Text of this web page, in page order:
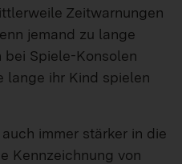
Zeitwarnungen
jemand zu lange
bei Spiele-Konsolen
lange ihr Kind spielen
immer stärker in die
Kennzeichnung von